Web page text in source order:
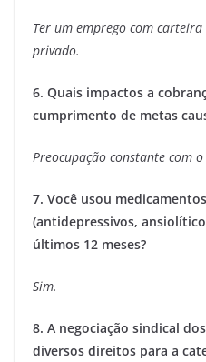
Ter um emprego com
privado.
6. Quais impactos a
cumprimento de metas
Preocupação constante com
7. Você usou
(antidepressivos,
últimos 12 meses?
Sim.
8. A negociação sindical
diversos direitos para a